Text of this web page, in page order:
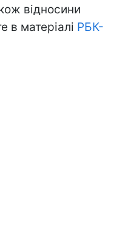
відносини
в матеріалі РБК-